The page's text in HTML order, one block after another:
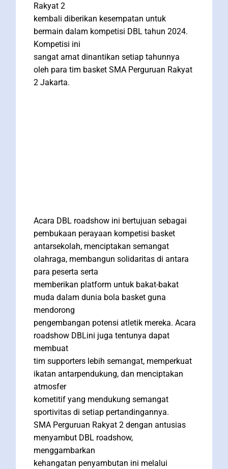
Rakyat 2
kembali diberikan kesempatan untuk
bermain dalam kompetisi DBL tahun 2024.
Kompetisi ini
sangat amat dinantikan setiap tahunnya
oleh para tim basket SMA Perguruan Rakyat
2 Jakarta.
Acara DBL roadshow ini bertujuan sebagai
pembukaan perayaan kompetisi basket
antarsekolah, menciptakan semangat
olahraga, membangun solidaritas di antara
para peserta serta
memberikan platform untuk bakat-bakat
muda dalam dunia bola basket guna
mendorong
pengembangan potensi atletik mereka. Acara
roadshow DBLini juga tentunya dapat
membuat
tim supporters lebih semangat, memperkuat
ikatan antarpendukung, dan menciptakan
atmosfer
kometitif yang mendukung semangat
sportivitas di setiap pertandingannya.
SMA Perguruan Rakyat 2 dengan antusias
menyambut DBL roadshow,
menggambarkan
kehangatan penyambutan ini melalui